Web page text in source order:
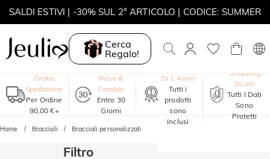
SALDI ESTIVI | -30% SUL 2° ARTICOLO | CODICE: SUMMER
MOVE MY WAY | ACQUISTA 3, COLLANA IN REGALO
Cerca
Regalo!
Gratis
Spedizione
Per Ordine
90,00 €+
Reso &
Cambio
Entro 30
Giorni
Di 1 Anno
Tutti i
prodotti
sono
inclusi
Shopping
Sicuro
Tutti I Dati
Sono
Protetti
Home Bracciali Bracciali personalizzati
Filtro